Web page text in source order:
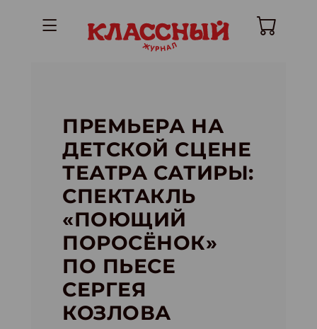
ПРЕМЬЕРА НА
ДЕТСКОЙ СЦЕНЕ
ТЕАТРА САТИРЫ:
СПЕКТАКЛЬ
«ПОЮЩИЙ
ПОРОСЁНОК»
ПО ПЬЕСЕ
СЕРГЕЯ
КОЗЛОВА